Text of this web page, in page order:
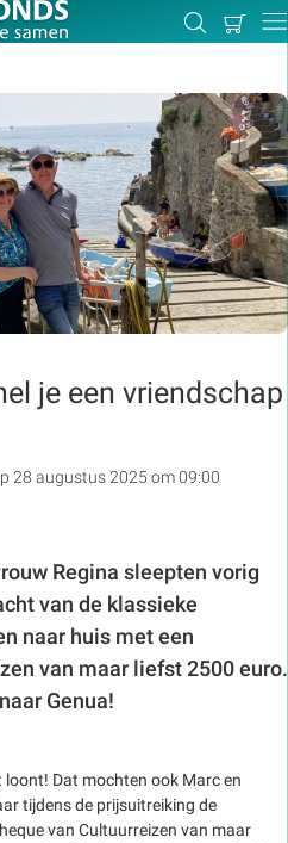
Zoeken
Mijn
je een vriendschap
28 augustus 2025 om 09:00
Regina sleepten vorig
van de klassieke
naar huis met een
van maar liefst 2500 euro.
Genua!
Dat mochten ook Marc en
tijdens de prijsuitreiking de
van Cultuurreizen van maar